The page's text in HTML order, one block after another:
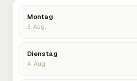
Montag
3. Aug.
Dienstag
4. Aug.